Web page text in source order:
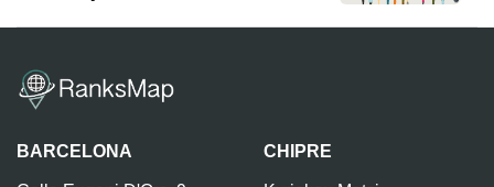
BARCELONA CHIPRE